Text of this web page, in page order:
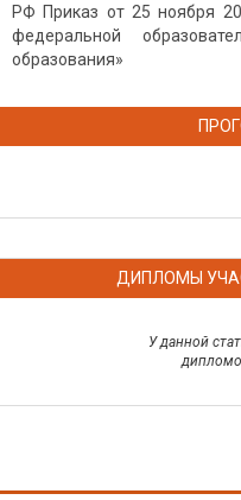
РФ Приказ от 25 ноября
федеральной
образования»
ДИПЛОМЫ
У данной